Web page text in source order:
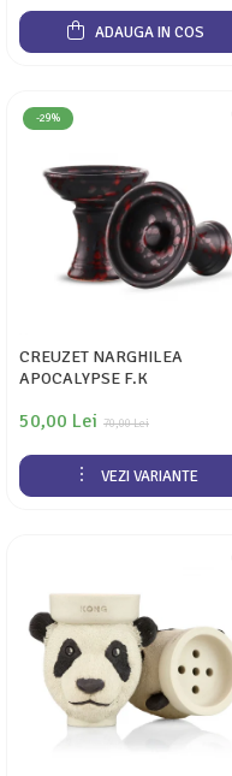
ADAUGA IN COS
-29%
CREUZET NARGHILEA
APOCALYPSE F.K
70,00 Lei
50,00 Lei
VEZI VARIANTE